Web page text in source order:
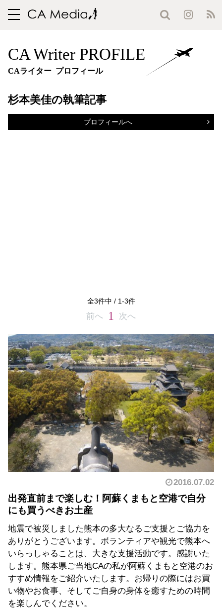
toggle
CA Writer PROFILE
CAライター プロフィール
杉本美佳の執筆記事
プロフィールへ
全3件中 / 1-3件
前へ 1 次へ
2016.07.02
出発直前まで楽しむ！阿蘇くまもと空港で自分
にも買うべきお土産
地震で被災しました熊本の多大なるご支援とご協力を
ありがとうございます。ボランティアや観光で熊本へ
いらっしゃることは、大きな支援活動です。感謝いた
します。熊本県ご当地CAの私が阿蘇くまもと空港のお
すすめ情報をご紹介いたします。お帰りの際にはお買
い物やお食事、そしてご自身の身体を癒すための時間
を楽しんでください。